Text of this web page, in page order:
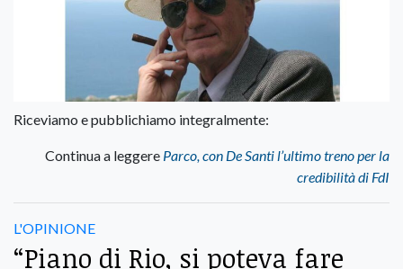
Riceviamo e pubblichiamo integralmente:
Continua a leggere Parco, con De Santi l’ultimo treno per la
credibilità di FdI
L'OPINIONE
“Piano di Rio, si poteva fare